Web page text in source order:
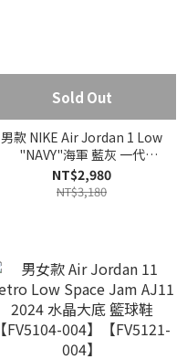
Sold Out
男款 NIKE Air Jordan 1 Low
"NAVY"海軍 藍灰 一代
【553558-141】
NT$2,980
NT$3,180